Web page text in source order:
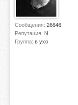
Сообщения: 26646
Репутация: N
Группа: в ухо